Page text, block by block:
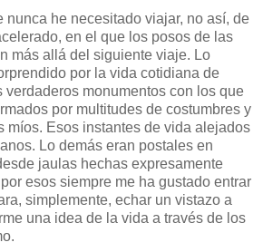
nunca he necesitado viajar, no así, de
en el que los posos de las
más allá del siguiente viaje. Lo
por la vida cotidiana de
verdaderos monumentos con los que
por multitudes de costumbres y
míos. Esos instantes de vida alejados
Lo demás eran postales en
jaulas hechas expresamente
esos siempre me ha gustado entrar
simplemente, echar un vistazo a
una idea de la vida a través de los